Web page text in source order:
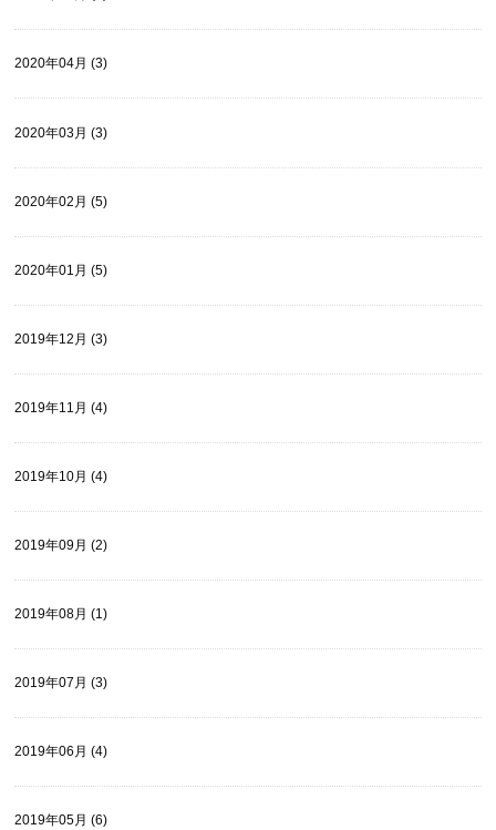
2020年04月 (3)
2020年03月 (3)
2020年02月 (5)
2020年01月 (5)
2019年12月 (3)
2019年11月 (4)
2019年10月 (4)
2019年09月 (2)
2019年08月 (1)
2019年07月 (3)
2019年06月 (4)
2019年05月 (6)